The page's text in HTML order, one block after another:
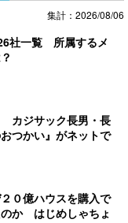
集計：2026/08/06
社一覧 所属するメ
カジサック長男・長
つかい』がネットで
０億ハウスを購入で
か はじめしゃちょ